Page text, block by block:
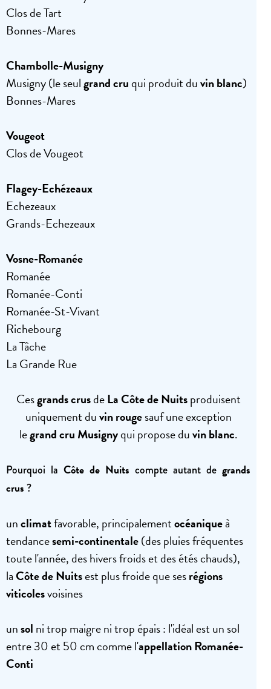
Clos de Tart
Bonnes-Mares
Chambolle-Musigny
Musigny (le seulgrand cruqui produit duvin blanc)
Bonnes-Mares
Vougeot
Clos de Vougeot
Flagey-Echézeaux
Echezeaux
Grands-Echezeaux
Vosne-Romanée
Romanée
Romanée-Conti
Romanée-St-Vivant
Richebourg
La Tâche
La Grande Rue
Cesgrands crusdeLa Côte de Nuitsproduisent
uniquement duvin rougesauf une exception
legrand cru Musignyqui propose duvin blanc.
Pourquoi la Côte de Nuits compte autant de grands
crus?
unclimatfavorable, principalementocéaniqueà
tendancesemi-continentale(des pluies fréquentes
toute l'année, des hivers froids et des étés chauds),
laCôte de Nuitsest plus froide que sesrégions
viticolesvoisines
unsol ni trop maigre ni trop épais : l'idéal est un sol
entre 30 et 50 cm comme l'appellation Romanée-
Conti